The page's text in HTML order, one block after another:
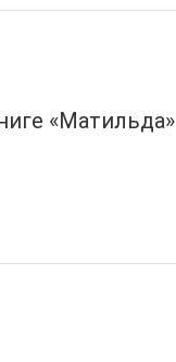
«Матильда»